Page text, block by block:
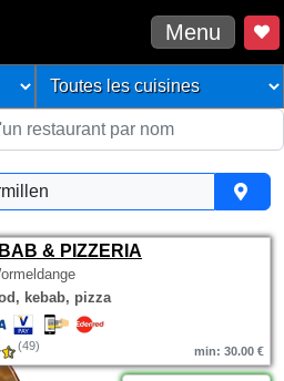
Menu
& PIZZERIA
kebab, pizza
(49) min: 30.00 €